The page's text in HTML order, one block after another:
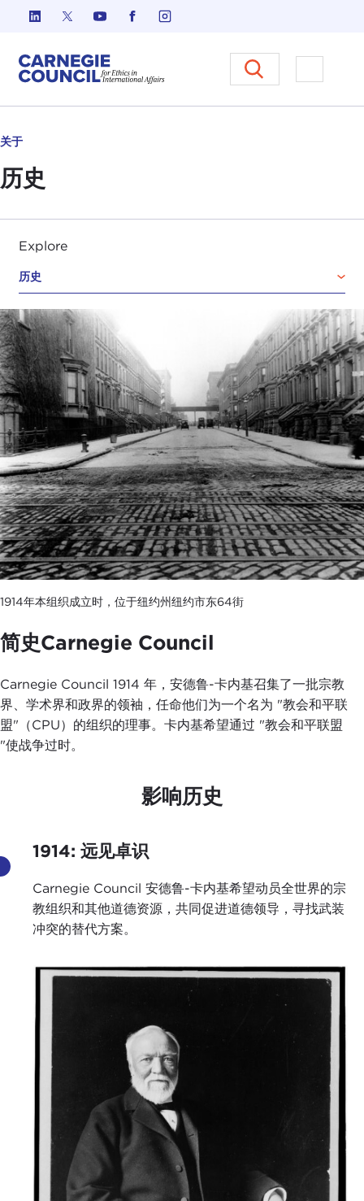
跳至内容
Carnegie Council 国际事务中的
打开菜单
关于
历史
Explore
历史
1914年本组织成立时，位于纽约州纽约市东64街
简史Carnegie Council
Carnegie Council 1914 年，安德鲁-卡内基召集了一批宗教
界、学术界和政界的领袖，任命他们为一个名为 "教会和平联
盟"（CPU）的组织的理事。卡内基希望通过 "教会和平联盟
"使战争过时。
影响历史
1914: 远见卓识
Carnegie Council 安德鲁-卡内基希望动员全世界的宗
教组织和其他道德资源，共同促进道德领导，寻找武装
冲突的替代方案。